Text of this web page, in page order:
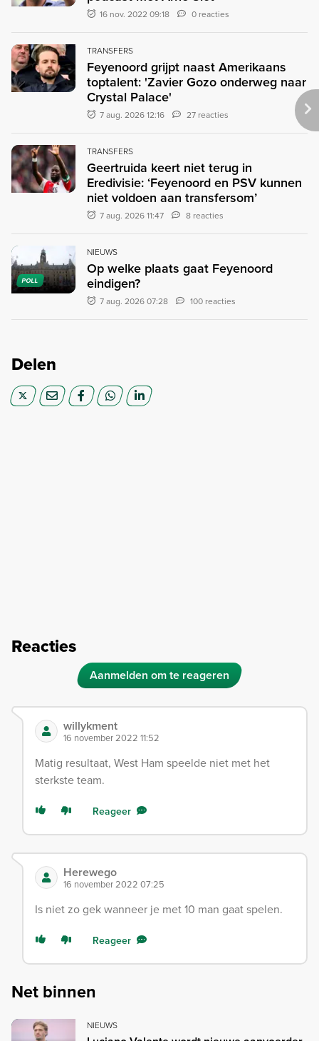
16 nov. 2022 09:18 0 reacties
TRANSFERS
Feyenoord grijpt naast Amerikaans
toptalent: 'Zavier Gozo onderweg naar
Crystal Palace'
7 aug. 2026 12:16 27 reacties
TRANSFERS
Geertruida keert niet terug in
Eredivisie: ‘Feyenoord en PSV kunnen
niet voldoen aan transfersom’
7 aug. 2026 11:47 8 reacties
POLL
NIEUWS
Op welke plaats gaat Feyenoord
eindigen?
7 aug. 2026 07:28 100 reacties
Delen
Reacties
Aanmelden om te reageren
willykment
16 november 2022 11:52
Matig resultaat, West Ham speelde niet met het
sterkste team.
Reageer
Herewego
16 november 2022 07:25
Is niet zo gek wanneer je met 10 man gaat spelen.
Reageer
Net binnen
NIEUWS